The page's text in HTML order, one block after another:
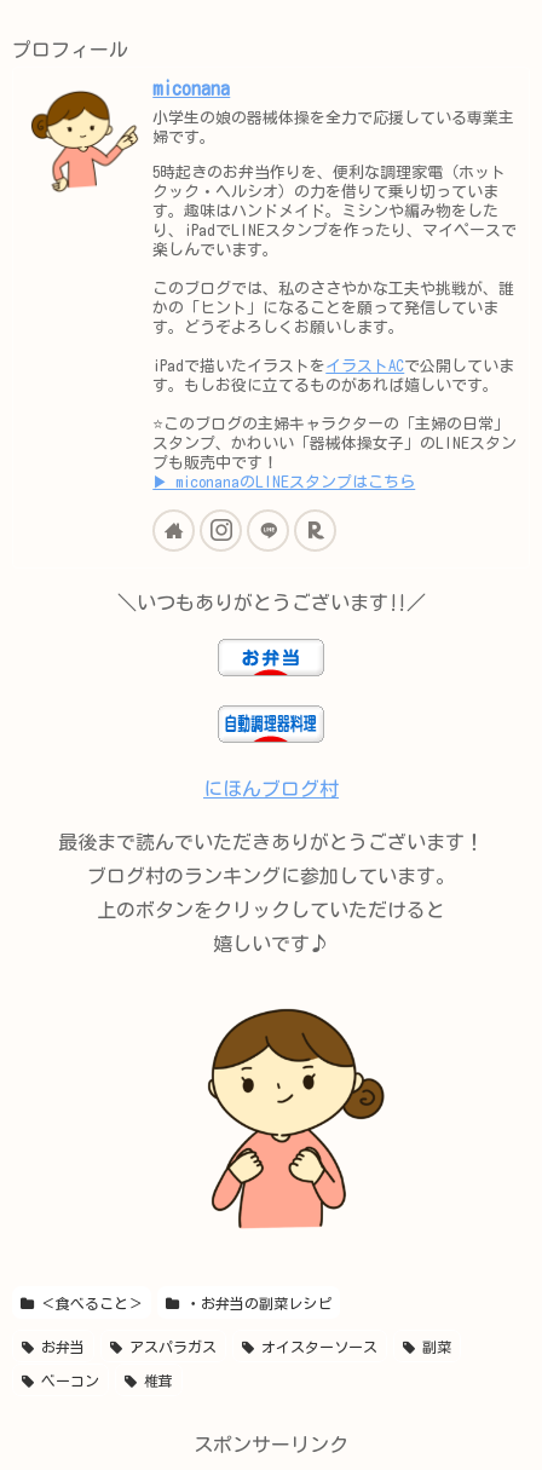
プロフィール
miconana
小学生の娘の器械体操を全力で応援している専業主
婦です。
5時起きのお弁当作りを、便利な調理家電（ホット
クック・ヘルシオ）の力を借りて乗り切っていま
す。趣味はハンドメイド。ミシンや編み物をした
り、iPadでLINEスタンプを作ったり、マイペースで
楽しんでいます。
このブログでは、私のささやかな工夫や挑戦が、誰
かの「ヒント」になることを願って発信していま
す。どうぞよろしくお願いします。
iPadで描いたイラストをイラストACで公開していま
す。もしお役に立てるものがあれば嬉しいです。
⭐️このブログの主婦キャラクターの「主婦の日常」
スタンプ、かわいい「器械体操女子」のLINEスタン
プも販売中です！
▶︎ miconanaのLINEスタンプはこちら
＼いつもありがとうございます‼︎／
にほんブログ村
最後まで読んでいただきありがとうございます！
ブログ村のランキングに参加しています。
上のボタンをクリックしていただけると
嬉しいです♪
＜食べること＞ ・お弁当の副菜レシピ
お弁当 アスパラガス オイスターソース 副菜
ベーコン 椎茸
スポンサーリンク